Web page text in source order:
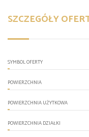
SZCZEGÓŁY
SYMBOL OFERTY
POWIERZCHNIA
POWIERZCHNIA UŻYTKOWA
POWIERZCHNIA DZIAŁKI